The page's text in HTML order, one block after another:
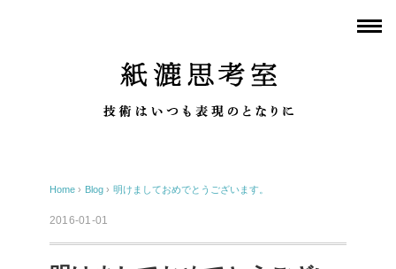
Home › Blog › 明けましておめでとうございます。
2016-01-01